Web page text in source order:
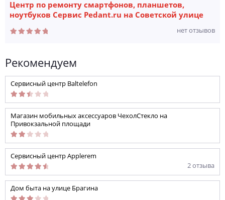
Центр по ремонту смартфонов, планшетов,
ноутбуков Сервис Pedant.ru на Советской улице
нет отзывов
Рекомендуем
Сервисный центр Baltelefon
Магазин мобильных аксессуаров ЧехолСтекло на
Привокзальной площади
Сервисный центр Applerem
2 отзыва
Дом быта на улице Брагина